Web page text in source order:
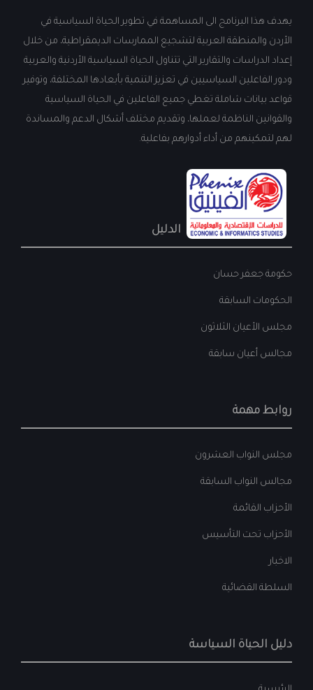
يهدف هذا البرنامج الى المساهمة في تطوير الحياة السياسية في
الأردن والمنطقة العربية لتشجيع الممارسات الديمقراطية، من خلال
إعداد الدراسات والتقارير التي تتناول الحياة السياسية الأردنية والعربية
ودور الفاعلين السياسيين في تعزيز التنمية بأبعادها المختلفة، وتوفير
قواعد بيانات شاملة تغطي جميع الفاعلين في الحياة السياسية
والقوانين الناظمة لعملها، وتقديم مختلف أشكال الدعم والمساندة
لهم لتمكينهم من أداء أدوارهم بفاعلية.
الدليل
حكومة جعفر حسان
الحكومات السابقة
مجلس الأعيان الثلاثون
مجالس أعيان سابقة
روابط مهمة
مجلس النواب العشرون
مجالس النواب السابقة
الأحزاب القائمة
الأحزاب تحت التأسيس
الاخبار
السلطة القضائية
دليل الحياة السياسة